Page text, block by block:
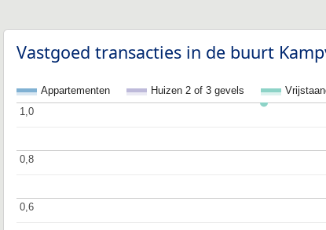
Vastgoed transacties in de buurt
Appartementen Huizen 2 of 3 gevels
0,6
0,6
0,8
0,8
1,0
1,0